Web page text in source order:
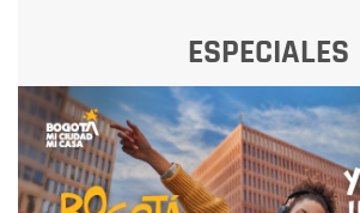
ESPECIALES